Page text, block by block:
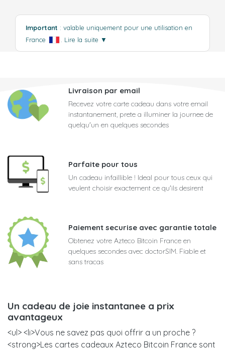
Important : valable uniquement pour une utilisation en
France
Lire la suite ▼
Livraison par email
Recevez votre carte cadeau dans votre email
instantanement, prete a illuminer la journee de
quelqu'un en quelques secondes
Parfaite pour tous
Un cadeau infaillible ! Ideal pour tous ceux qui
veulent choisir exactement ce qu'ils desirent
Paiement securise avec garantie totale
Obtenez votre Azteco Bitcoin France en
quelques secondes avec doctorSIM. Fiable et
sans tracas
Un cadeau de joie instantanee a prix
avantageux
<ul> <li>Vous ne savez pas quoi offrir a un proche ?
<strong>Les cartes cadeaux Azteco Bitcoin France sont